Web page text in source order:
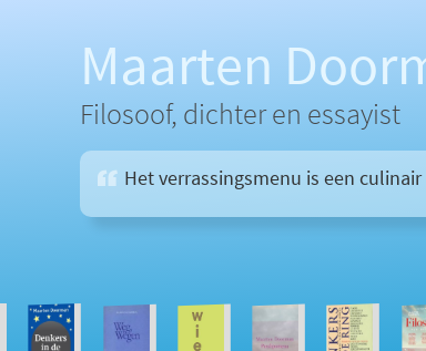
Maarten
Filosoof, dichter en essayist
Het verrassingsmenu is een